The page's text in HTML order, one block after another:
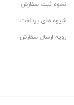
نحوه ثبت سفارش
شیوه های پرداخت
رویه ارسال سفارش